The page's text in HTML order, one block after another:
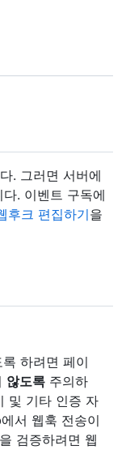
. 그러면 서버에
. 이벤트 구독에
후크 편집하기을
하려면 페이
않도록 주의하
및 기타 인증 자
서 웹훅 전송이
검증하려면 웹